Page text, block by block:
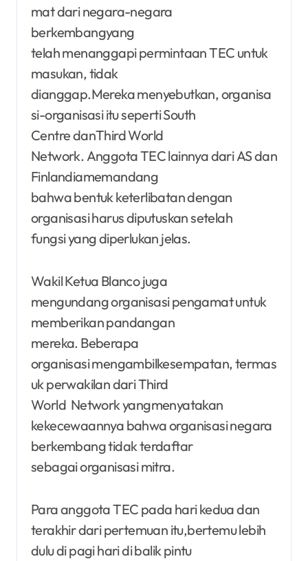
mat dari negara-negara
berkembangyang
telah menanggapi permintaan TEC untuk
masukan, tidak
dianggap.Mereka menyebutkan, organisa
si-organisasi itu seperti South
Centre danThird World
Network. Anggota TEC lainnya dari AS dan
Finlandiamemandang
bahwa bentuk keterlibatan dengan
organisasi harus diputuskan setelah
fungsi yang diperlukan jelas.
Wakil Ketua Blanco juga
mengundang organisasi pengamat untuk
memberikan pandangan
mereka. Beberapa
organisasi mengambilkesempatan, termas
uk perwakilan dari Third
World Network yangmenyatakan
kekecewaannya bahwa organisasi negara
berkembang tidak terdaftar
sebagai organisasi mitra.
Para anggota TEC pada hari kedua dan
terakhir dari pertemuan itu,bertemu lebih
dulu di pagi hari di balik pintu